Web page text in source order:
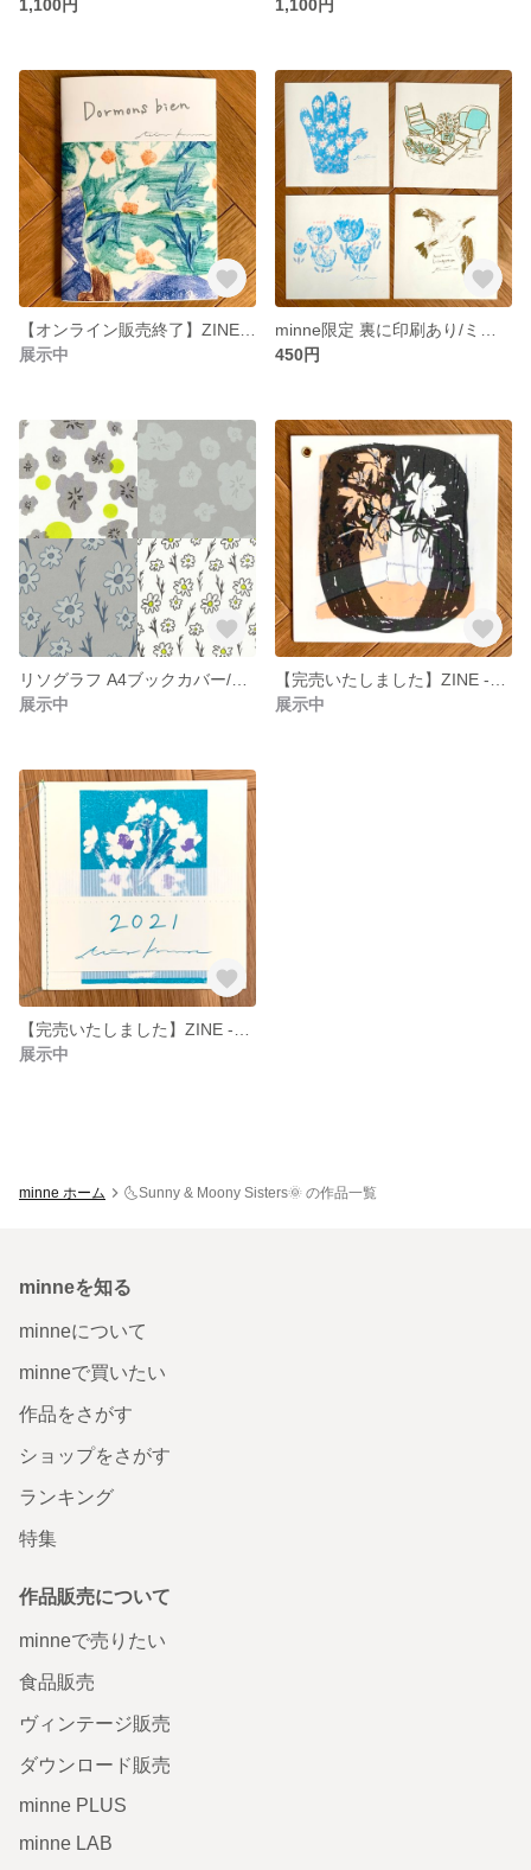
1,100円 1,100円
展示中
450円
展示中
展示中
展示中
minne ホーム 🌜Sunny & Moony Sisters🌞 の作品一覧
minneを知る
minneについて
minneで買いたい
作品をさがす
ショップをさがす
ランキング
特集
作品販売について
minneで売りたい
食品販売
ヴィンテージ販売
ダウンロード販売
minne PLUS
minne LAB